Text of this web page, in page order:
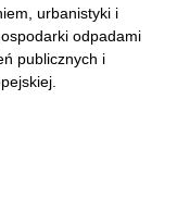
urbanistyki i
odpadami
publicznych i